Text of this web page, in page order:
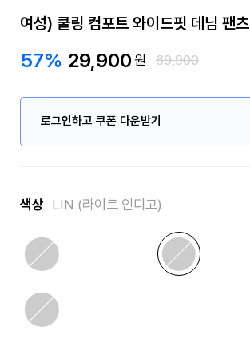
여성) 쿨링 컴포트 와이드핏 데님 팬츠
57% 29,900원 69,900
로그인하고 쿠폰 다운받기
색상 LIN (라이트 인디고)